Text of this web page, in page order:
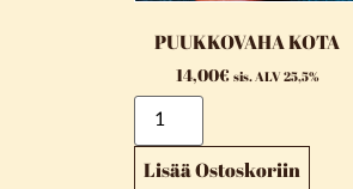
PUUKKOVAHA KOTA
14,00€ sis. ALV 25,5%
Lisää Ostoskoriin